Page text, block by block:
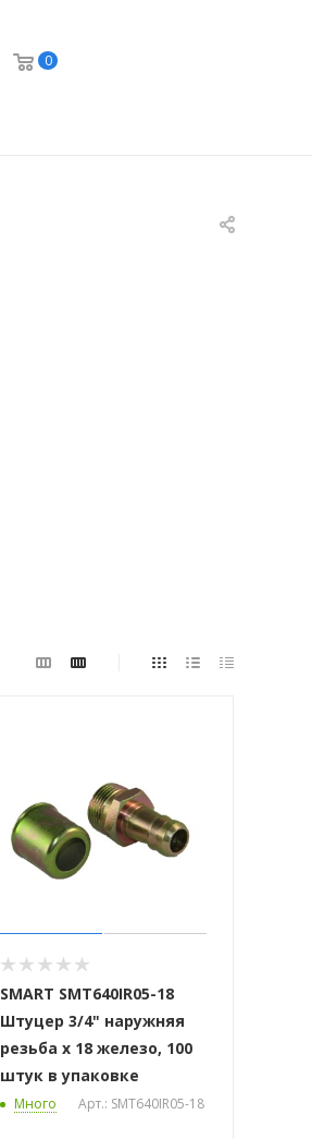
0
SMART SMT640IR05-18
Штуцер 3/4" наружняя
резьба х 18 железо, 100
штук в упаковке
Много Арт.: SMT640IR05-18